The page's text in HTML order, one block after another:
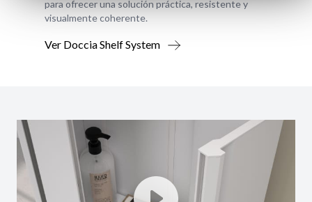
para ofrecer una solución práctica, resistente y
visualmente coherente.
Ver Doccia Shelf System